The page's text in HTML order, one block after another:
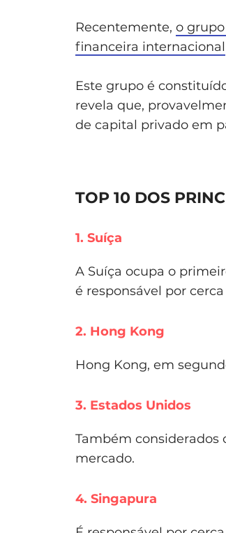
Recentemente, o
financeira internacional
Este grupo é
revela que,
de capital privado em
TOP 10 DOS
1. Suíça
A Suíça ocupa o
é responsável por
2. Hong Kong
Hong Kong, em
3. Estados Unidos
Também considerados
mercado.
4. Singapura